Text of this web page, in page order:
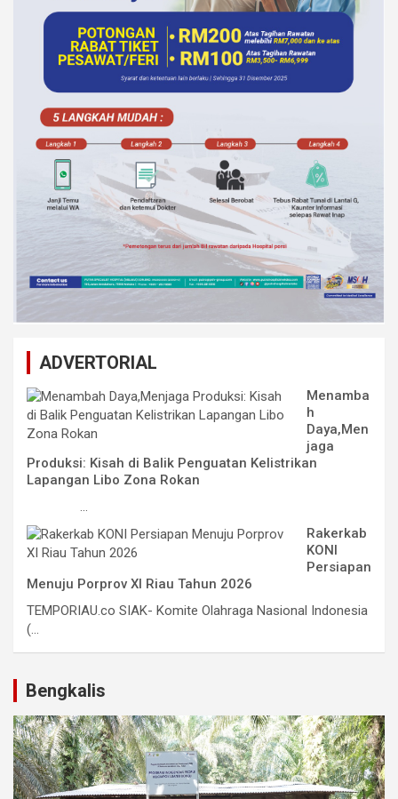
ADVERTORIAL
Menamba
h
Daya,Men
jaga
Produksi: Kisah di Balik Penguatan Kelistrikan
Lapangan Libo Zona Rokan
...
Rakerkab
KONI
Persiapan
Menuju Porprov XI Riau Tahun 2026
TEMPORIAU.co SIAK- Komite Olahraga Nasional Indonesia
(...
Bengkalis